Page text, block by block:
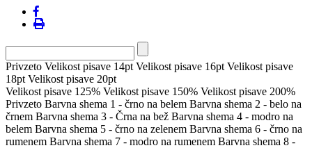
Privzeto Velikost pisave 14pt Velikost pisave 16pt Velikost pisave
18pt Velikost pisave 20pt
Velikost pisave 125% Velikost pisave 150% Velikost pisave 200%
Privzeto Barvna shema 1 - črno na belem Barvna shema 2 - belo na
črnem Barvna shema 3 - Črna na bež Barvna shema 4 - modro na
belem Barvna shema 5 - črno na zelenem Barvna shema 6 - črno na
rumenem Barvna shema 7 - modro na rumenem Barvna shema 8 -